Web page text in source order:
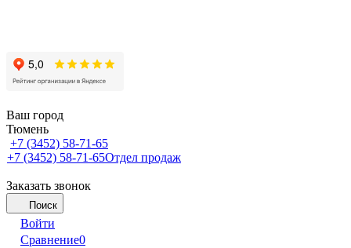
Ваш город
Тюмень
+7 (3452) 58-71-65
+7 (3452) 58-71-65Отдел продаж
Заказать звонок
Поиск
Войти
Сравнение0